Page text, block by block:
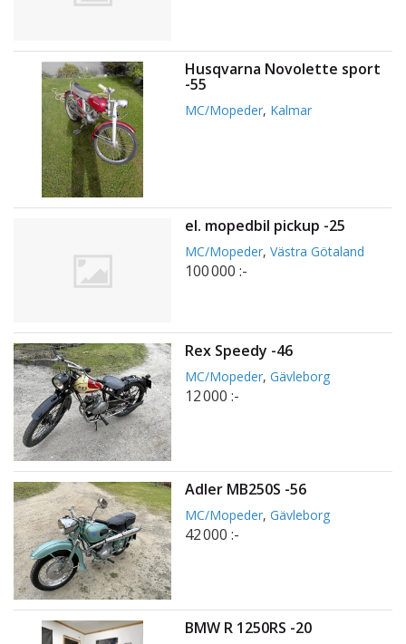
Husqvarna Novolette sport
-55
MC/Mopeder, Kalmar
el. mopedbil pickup -25
MC/Mopeder,Västra Götaland
100 000 :-
Rex Speedy -46
MC/Mopeder,Gävleborg
12 000 :-
Adler MB250S -56
MC/Mopeder,Gävleborg
42 000 :-
BMW R 1250RS -20